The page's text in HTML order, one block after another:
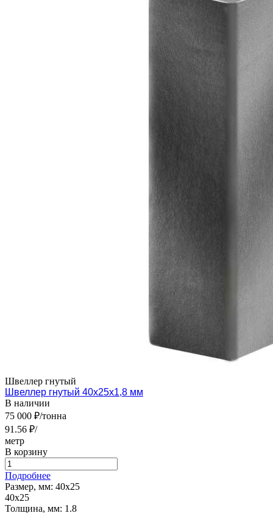
Швеллер гнутый
Швеллер гнутый 40х25х1,8 мм
В наличии
75 000 ₽/тонна
91.56 ₽/
метр
В корзину
Подробнее
Размер, мм: 40х25
40х25
Толщина, мм: 1.8